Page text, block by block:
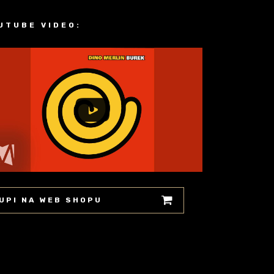
VIDEO:
NA WEB SHOPU